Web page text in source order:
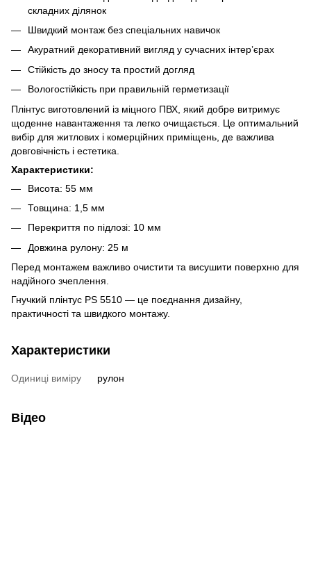
складних ділянок
Швидкий монтаж без спеціальних навичок
Акуратний декоративний вигляд у сучасних інтер’єрах
Стійкість до зносу та простий догляд
Вологостійкість при правильній герметизації
Плінтус виготовлений із міцного ПВХ, який добре витримує
щоденне навантаження та легко очищається. Це оптимальний
вибір для житлових і комерційних приміщень, де важлива
довговічність і естетика.
Характеристики:
Висота: 55 мм
Товщина: 1,5 мм
Перекриття по підлозі: 10 мм
Довжина рулону: 25 м
Перед монтажем важливо очистити та висушити поверхню для
надійного зчеплення.
Гнучкий плінтус PS 5510 — це поєднання дизайну,
практичності та швидкого монтажу.
Характеристики
Одиниці виміру рулон
Відео